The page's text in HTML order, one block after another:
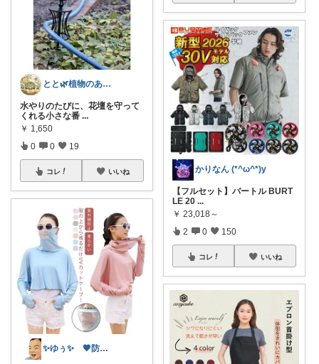
とと🌿植物のある暮らし
水やりのたびに、花壇を守って
くれる小さな番 ...
￥ 1,650
0 0 19
コレ いいね
✨ゆぅ✨ 🧡防災グッズ強化中🎒♥
かりなん (*^ω^*)y
【フルセット】バートル BURT
LE 20 ...
￥ 23,018～
2 0 150
コレ いいね